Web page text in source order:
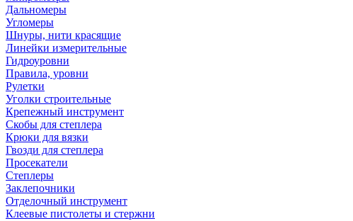
Дальномеры
Угломеры
Шнуры, нити красящие
Линейки измерительные
Гидроуровни
Правила, уровни
Рулетки
Уголки строительные
Крепежный инструмент
Скобы для степлера
Крюки для вязки
Гвозди для степлера
Просекатели
Степлеры
Заклепочники
Отделочный инструмент
Клеевые пистолеты и стержни